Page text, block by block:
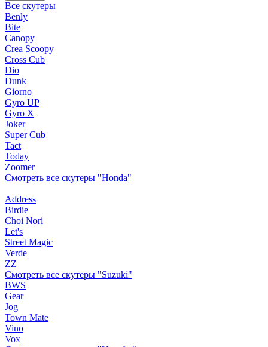
Все скутеры
Benly
Bite
Canopy
Crea Scoopy
Cross Cub
Dio
Dunk
Giorno
Gyro UP
Gyro X
Joker
Super Cub
Tact
Today
Zoomer
Смотреть все скутеры "Honda"
Address
Birdie
Choi Nori
Let's
Street Magic
Verde
ZZ
Смотреть все скутеры "Suzuki"
BWS
Gear
Jog
Town Mate
Vino
Vox